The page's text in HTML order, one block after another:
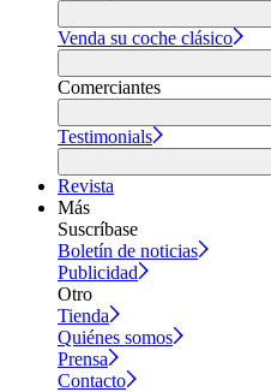
Venda su coche clásico
Comerciantes
Testimonials
Revista
Más
Suscríbase
Boletín de noticias
Publicidad
Otro
Tienda
Quiénes somos
Prensa
Contacto